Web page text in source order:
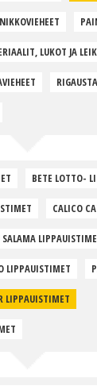
LUKOT JA
BETE LOTTO-
CALICO
SALAMA
LIPPAUISTIMET
LIPPAUISTIMET